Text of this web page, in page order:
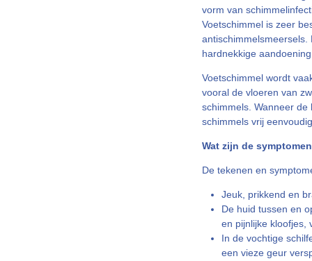
vorm van
Voetschimmel is zeer
hardnekkige
Voetschimmel wordt
vooral de vloeren van
schimmels. Wanneer
schimmels vrij
Wat zijn de
De tekenen en
Jeuk, prikkend en
De huid tussen en
en pijnlijke kloofjes,
In de vochtige
een vieze geur